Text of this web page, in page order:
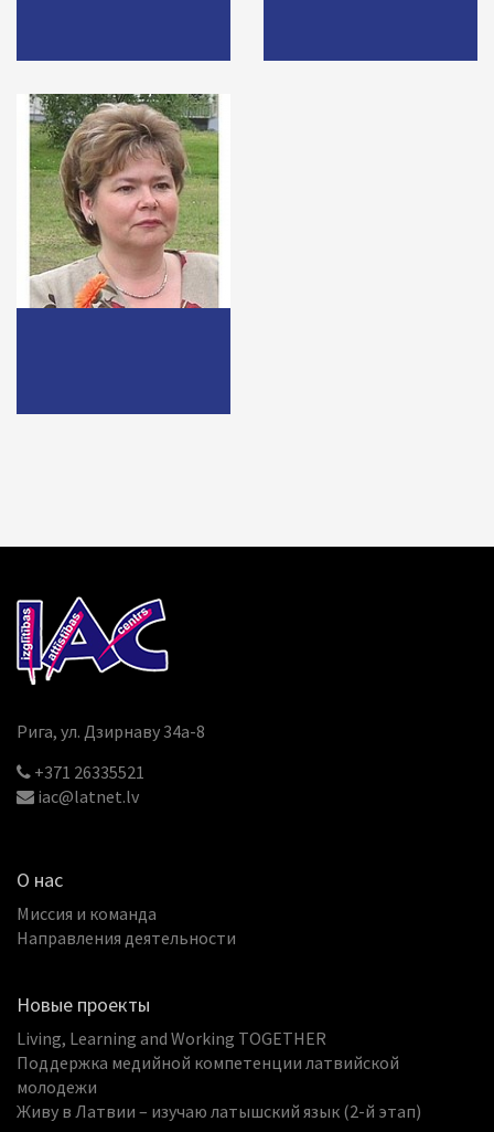
Рига, ул. Дзирнаву 34a-8
+371 26335521
iac@latnet.lv
О нас
Миссия и команда
Направления деятельности
Новые проекты
Living, Learning and Working TOGETHER
Поддержка медийной компетенции латвийской
молодежи
Живу в Латвии – изучаю латышский язык (2-й этап)